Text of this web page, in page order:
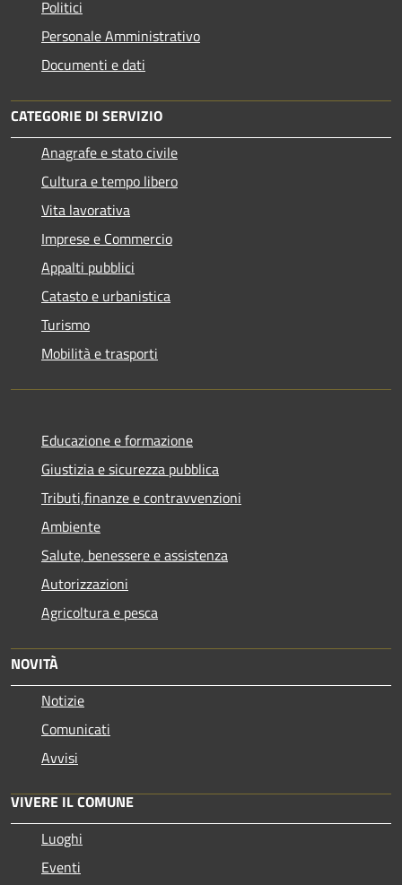
Politici
Personale Amministrativo
Documenti e dati
CATEGORIE DI SERVIZIO
Anagrafe e stato civile
Cultura e tempo libero
Vita lavorativa
Imprese e Commercio
Appalti pubblici
Catasto e urbanistica
Turismo
Mobilità e trasporti
Educazione e formazione
Giustizia e sicurezza pubblica
Tributi,finanze e contravvenzioni
Ambiente
Salute, benessere e assistenza
Autorizzazioni
Agricoltura e pesca
NOVITÀ
Notizie
Comunicati
Avvisi
VIVERE IL COMUNE
Luoghi
Eventi